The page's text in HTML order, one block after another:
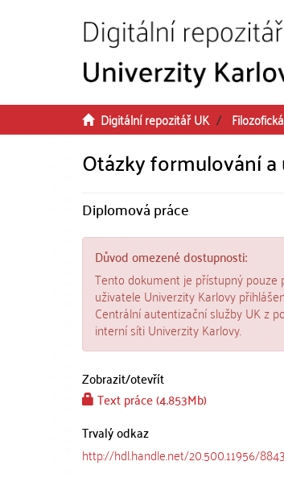
Digitální repozitář UK
Otázky formulování
Diplomová práce
Důvod omezené dostupnosti:
Tento dokument je přístupný pouze
uživatele Univerzity Karlovy
Centrální autentizační služby UK z
interní síti Univerzity Karlovy.
Zobrazit/otevřít
Text práce (4.853Mb)
Trvalý odkaz
http://hdl.handle.net/20.500.11956/